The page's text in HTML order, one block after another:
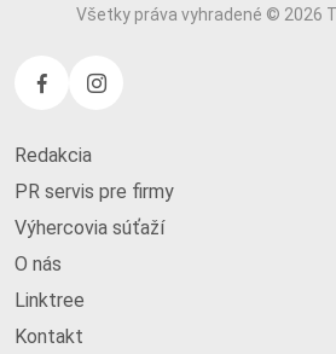
Všetky práva vyhradené © 2026
Redakcia
PR servis pre firmy
Výhercovia súťaží
O nás
Linktree
Kontakt